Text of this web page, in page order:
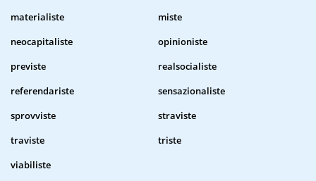
materialiste
miste
neocapitaliste
opinioniste
previste
realsocialiste
referendariste
sensazionaliste
sprovviste
straviste
traviste
triste
viabiliste